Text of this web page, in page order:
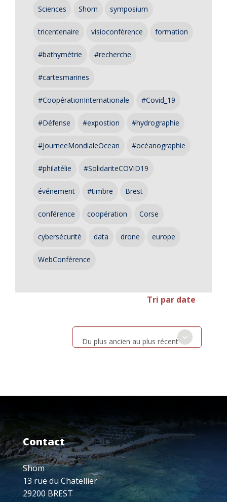
Sciences Shom symposium
tricentenaire visioconférence formation
#bathymétrie #recherche
#cartesmarines
#CoopérationInternationale #Covid_19
#Défense #expostion #hydrographie
#JourneeMondialeOcean #océanographie
#philatélie #SolidariteCOVID19
événement #timbre Brest
conférence coopération Corse
cybersécurité data drone europe
WebConférence
Tri par date
Du plus ancien au plus récent
Contact
Shom
13 rue du Chatellier
29200 BREST